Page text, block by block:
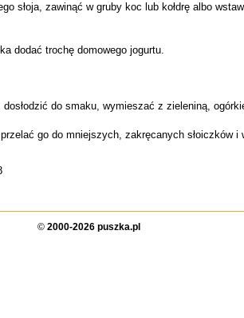
słoja, zawinąć w gruby koc lub kołdrę albo
dodać trochę domowego jogurtu.
do smaku, wymieszać z zieleniną,
go do mniejszych, zakręcanych słoiczków i
© 2000-2026 puszka.pl